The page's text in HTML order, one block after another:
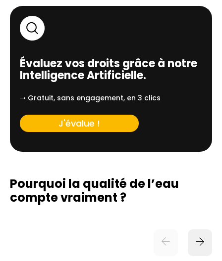
Évaluez vos droits grâce à notre
Intelligence Artificielle.
➝ Gratuit, sans engagement, en 3 clics
J'évalue !
Pourquoi la qualité de l’eau
compte vraiment ?